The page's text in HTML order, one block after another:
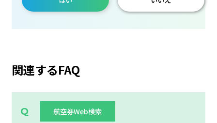
関連するFAQ
航空券Web検索